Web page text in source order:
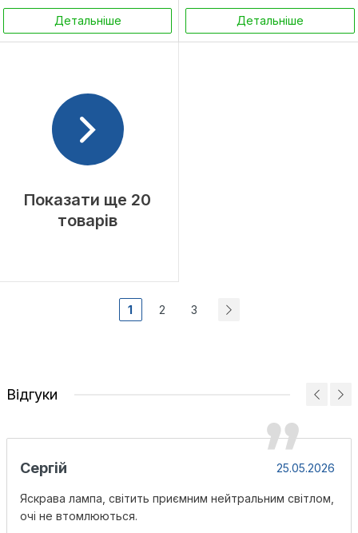
Детальніше Детальніше
Показати ще 20
товарів
1 2 3
Відгуки
Сергій 25.05.2026
Яскрава лампа, світить приємним нейтральним світлом,
очі не втомлюються.